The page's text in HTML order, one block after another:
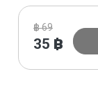
฿69
35 ฿